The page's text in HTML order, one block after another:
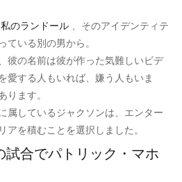
私のランドール 、そのアイデンティテ
ている別の男から。
彼の名前は彼が作った気難しいビデ
愛する人もいれば、嫌う人もいま
ます。
属しているジャクソンは、エンター
を積むことを選択しました。
合でパトリック・マホ